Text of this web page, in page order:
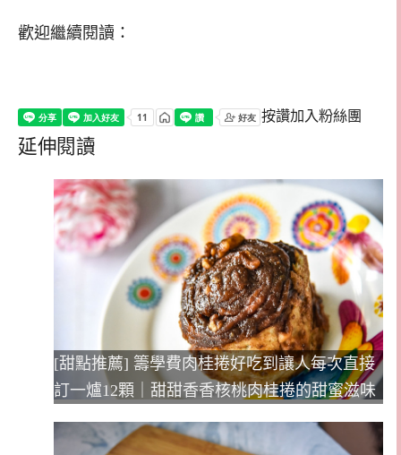
歡迎繼續閱讀：
按讚加入粉絲團
延伸閱讀
[甜點推薦] 籌學費肉桂捲好吃到讓人每次直接
訂一爐12顆｜甜甜香香核桃肉桂捲的甜蜜滋味